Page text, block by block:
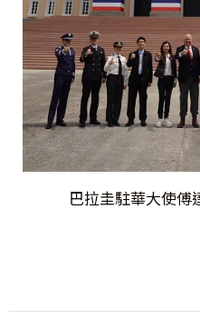
巴拉圭駐華大使傅